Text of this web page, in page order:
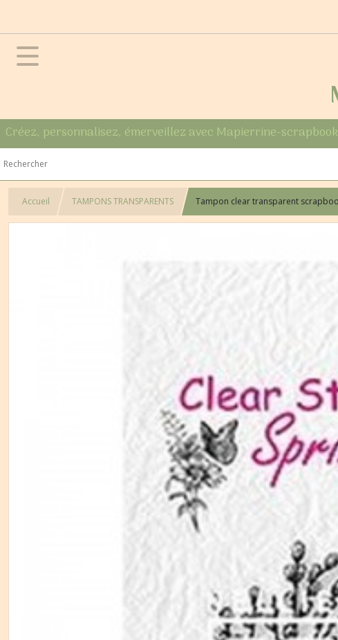
Créez, personnalisez, émerveillez avec Mapierrine-
Accueil TAMPONS TRANSPARENTS Tampon clear transparent